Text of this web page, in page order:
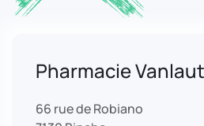
Pharmacie
66 rue de Robiano